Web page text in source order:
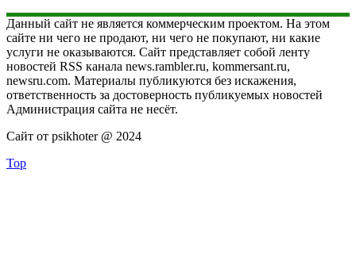
Данный сайт не является коммерческим проектом. На этом
сайте ни чего не продают, ни чего не покупают, ни какие
услуги не оказываются. Сайт представляет собой ленту
новостей RSS канала news.rambler.ru, kommersant.ru,
newsru.com. Материалы публикуются без искажения,
ответственность за достоверность публикуемых новостей
Администрация сайта не несёт.
Сайт от psikhoter @ 2024
Top